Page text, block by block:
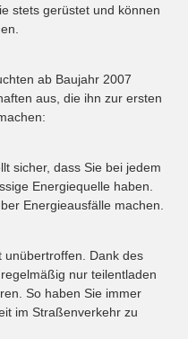
stets gerüstet und können
ab Baujahr 2007
aus, die ihn zur ersten
sicher, dass Sie bei jedem
Energiequelle haben.
Energieausfälle machen.
unübertroffen. Dank des
nur teilentladen
So haben Sie immer
im Straßenverkehr zu